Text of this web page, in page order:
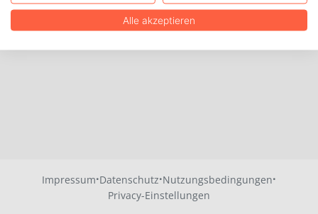
Impressum·Datenschutz·Nutzungsbedingungen·
Privacy-Einstellungen
Alle akzeptieren